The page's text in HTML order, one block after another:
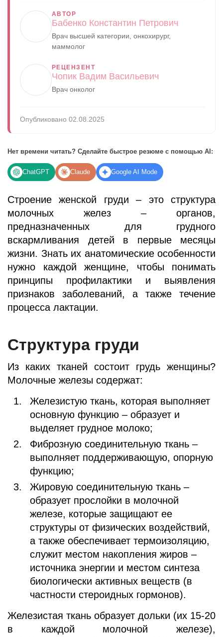
АВТОР
Бабенко Константин Петрович
Врач высшей категории, онкохирург,
маммолог
РЕЦЕНЗЕНТ
Чопик Вадим Васильевич
Врач онколог
Опубликовано 02.08.2025
Нет времени читать? Сделайте быстрое резюме с помощью AI:
ChatGPT Claude Google AI Mode
Строение женской груди – это структура
молочных желез – органов,
предназначенных для грудного
вскармливания детей в первые месяцы
жизни. Знать их анатомические особенности
нужно каждой женщине, чтобы понимать
принципы профилактики и выявления
признаков заболеваний, а также течение
процесса лактации.
Структура груди
Из каких тканей состоит грудь женщины?
Молочные железы содержат:
Железистую ткань, которая выполняет
основную функцию – образует и
выделяет грудное молоко;
Фиброзную соединительную ткань –
выполняет поддерживающую, опорную
функцию;
Жировую соединительную ткань –
образует прослойки в молочной
железе, которые защищают ее
структуры от физических воздействий,
а также обеспечивает термоизоляцию,
служит местом накопления жиров –
источника энергии и местом синтеза
биологически активных веществ (в
частности стероидных гормонов).
Железистая ткань образует дольки (их 15-20
в каждой молочной железе),